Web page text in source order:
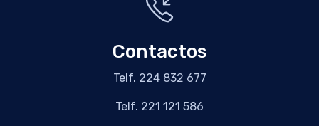
Contactos
Telf. 224 832 677
Telf. 221 121 586